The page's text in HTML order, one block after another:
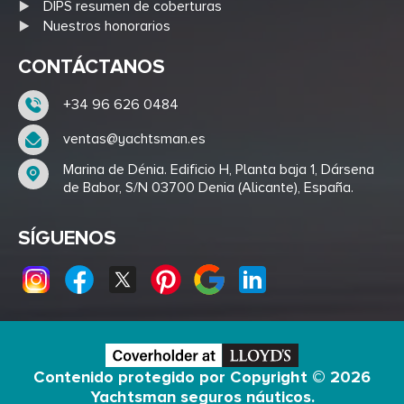
DIPS resumen de coberturas
Nuestros honorarios
CONTÁCTANOS
+34 96 626 0484
ventas@yachtsman.es
Marina de Dénia. Edificio H, Planta baja 1, Dársena
de Babor, S/N 03700 Denia (Alicante), España.
SÍGUENOS
Contenido protegido por Copyright © 2026
Yachtsman seguros náuticos.